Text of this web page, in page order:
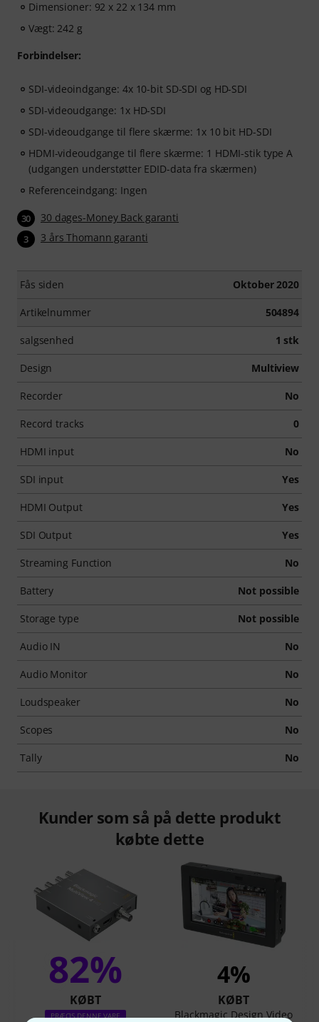
Dimensioner: 92 x 22 x 134 mm
Vægt: 242 g
Forbindelser:
SDI-videoindgange: 4x 10-bit SD-SDI og HD-SDI
SDI-videoudgange: 1x HD-SDI
SDI-videoudgange til flere skærme: 1x 10 bit HD-SDI
HDMI-videoudgange til flere skærme: 1 HDMI-stik type A
(udgangen understøtter EDID-data fra skærmen)
Referenceindgang: Ingen
30 30 dages-Money Back garanti
3 3 års Thomann garanti
Fås siden Oktober 2020
Artikelnummer 504894
salgsenhed 1 stk
Design Multiview
Recorder No
Record tracks 0
HDMI input No
SDI input Yes
HDMI Output Yes
SDI Output Yes
Streaming Function No
Battery Not possible
Storage type Not possible
Audio IN No
Audio Monitor No
Loudspeaker No
Scopes No
Tally No
Kunder som så på dette produkt
købte dette
82%
KØBT
PRÆCIS DENNE VARE
4%
KØBT
Blackmagic Design Video